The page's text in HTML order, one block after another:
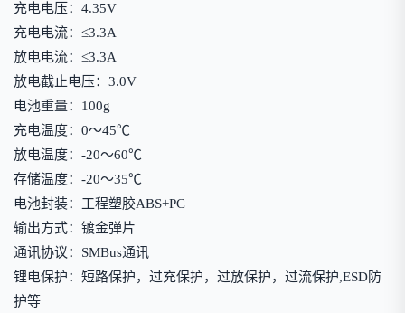
充电电压：4.35V
充电电流：≤3.3A
放电电流：≤3.3A
放电截止电压：3.0V
电池重量：100g
充电温度：0～45℃
放电温度：-20～60℃
存储温度：-20～35℃
电池封装：工程塑胶ABS+PC
输出方式：镀金弹片
通讯协议：SMBus通讯
锂电保护：短路保护，过充保护，过放保护，过流保护,ESD防
护等